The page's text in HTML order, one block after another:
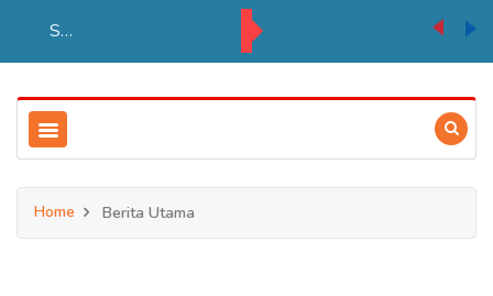
Home Berita Utama